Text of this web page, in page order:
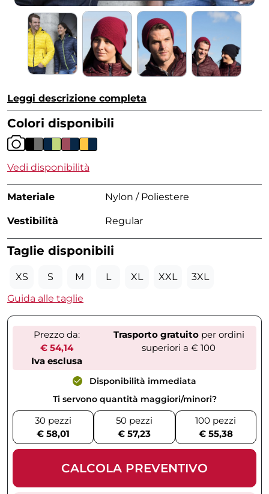
Leggi descrizione completa
Colori disponibili
Vedi disponibilità
Materiale Nylon / Poliestere
Vestibilità Regular
Taglie disponibili
XS S M L XL XXL
3XL
Guida alle taglie
Prezzo da:
€ 54,14
Iva esclusa
Trasporto gratuitoper ordini
superiori a € 100
Disponibilità immediata
Ti servono quantità maggiori/minori?
30 pezzi
€ 58,01
50 pezzi
€ 57,23
100 pezzi
€ 55,38
CALCOLA PREVENTIVO